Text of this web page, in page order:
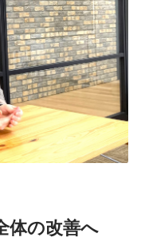
体の改善へ